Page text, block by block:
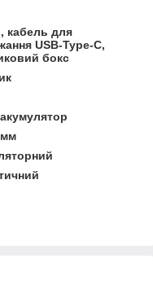
кабель для
USB-Type-C,
бокс
мм